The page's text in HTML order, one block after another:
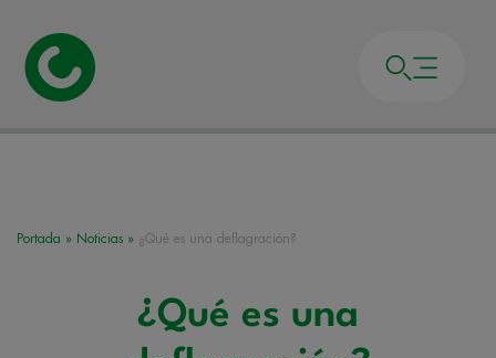
Portada » Noticias » ¿Qué es una deflagración?
¿Qué es una